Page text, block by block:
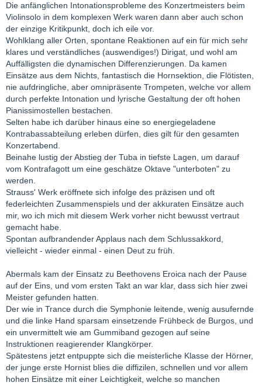
Die anfänglichen Intonationsprobleme des Konzertmeisters beim
Violinsolo in dem komplexen Werk waren dann aber auch schon
der einzige Kritikpunkt, doch ich eile vor.
Wohlklang aller Orten, spontane Reaktionen auf ein für mich sehr
klares und verständliches (auswendiges!) Dirigat, und wohl am
Auffälligsten die dynamischen Differenzierungen. Da kamen
Einsätze aus dem Nichts, fantastisch die Hornsektion, die Flötisten,
nie aufdringliche, aber omnipräsente Trompeten, welche vor allem
durch perfekte Intonation und lyrische Gestaltung der oft hohen
Pianissimostellen bestachen.
Selten habe ich darüber hinaus eine so energiegeladene
Kontrabassabteilung erleben dürfen, dies gilt für den gesamten
Konzertabend.
Beinahe lustig der Abstieg der Tuba in tiefste Lagen, um darauf
vom Kontrafagott um eine geschätze Oktave "unterboten" zu
werden.
Strauss' Werk eröffnete sich infolge des präzisen und oft
federleichten Zusammenspiels und der akkuraten Einsätze auch
mir, wo ich mich mit diesem Werk vorher nicht bewusst vertraut
gemacht habe.
Spontan aufbrandender Applaus nach dem Schlussakkord,
vielleicht - wieder einmal - einen Deut zu früh.
Abermals kam der Einsatz zu Beethovens Eroica nach der Pause
auf der Eins, und vom ersten Takt an war klar, dass sich hier zwei
Meister gefunden hatten.
Der wie in Trance durch die Symphonie leitende, wenig ausufernde
und die linke Hand sparsam einsetzende Frühbeck de Burgos, und
ein unvermittelt wie am Gummiband gezogen auf seine
Instruktionen reagierender Klangkörper.
Spätestens jetzt entpuppte sich die meisterliche Klasse der Hörner,
der junge erste Hornist blies die diffizilen, schnellen und vor allem
hohen Einsätze mit einer Leichtigkeit, welche so manchen